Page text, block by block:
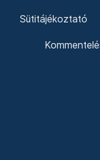
Sütitájékoztató